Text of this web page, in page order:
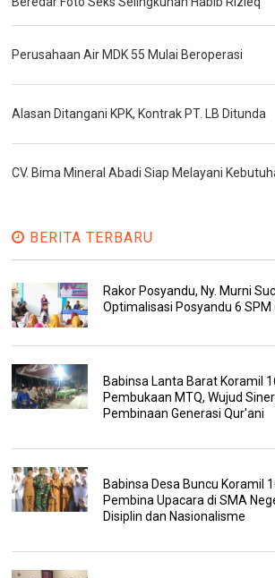
Perusahaan Air MDK 55 Mulai Beroperasi
Alasan Ditangani KPK, Kontrak PT. LB Ditunda
CV. Bima Mineral Abadi Siap Melayani
BERITA TERBARU
Rakor Posyandu, Ny. Murni
Optimalisasi Posyandu 6
Babinsa Lanta Barat Koramil
Pembukaan MTQ, Wujud
Pembinaan Generasi Qur'ani
Babinsa Desa Buncu Koramil
Pembina Upacara di SMA
Disiplin dan Nasionalisme